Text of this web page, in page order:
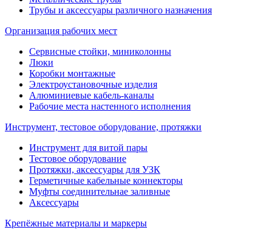
Трубы и аксессуары различного назначения
Организация рабочих мест
Сервисные стойки, миниколонны
Люки
Коробки монтажные
Электроустановочные изделия
Алюминиевые кабель-каналы
Рабочие места настенного исполнения
Инструмент, тестовое оборудование, протяжки
Инструмент для витой пары
Тестовое оборудование
Протяжки, аксессуары для УЗК
Герметичные кабельные коннекторы
Муфты соединительнае заливные
Аксессуары
Крепёжные материалы и маркеры